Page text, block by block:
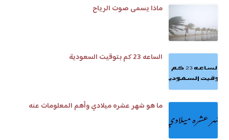
ماذا يسمى صوت الرياح
الساعه 23 كم بتوقيت السعودية
ما هو شهر عشره ميلادي وأهم المعلومات عنه